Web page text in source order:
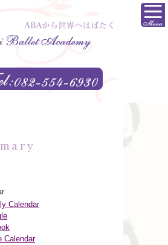
Calendar
Calendar